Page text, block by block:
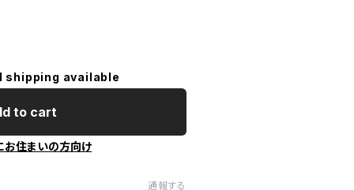
shipping available
to cart
お住まいの方向け
通報する